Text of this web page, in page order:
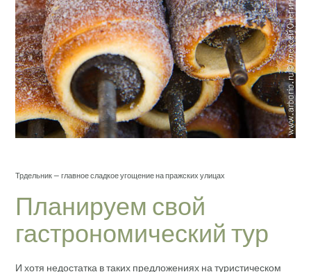
Трдельник — главное сладкое угощение на пражских улицах
Планируем свой
гастрономический тур
И хотя недостатка в таких предложениях на туристическом